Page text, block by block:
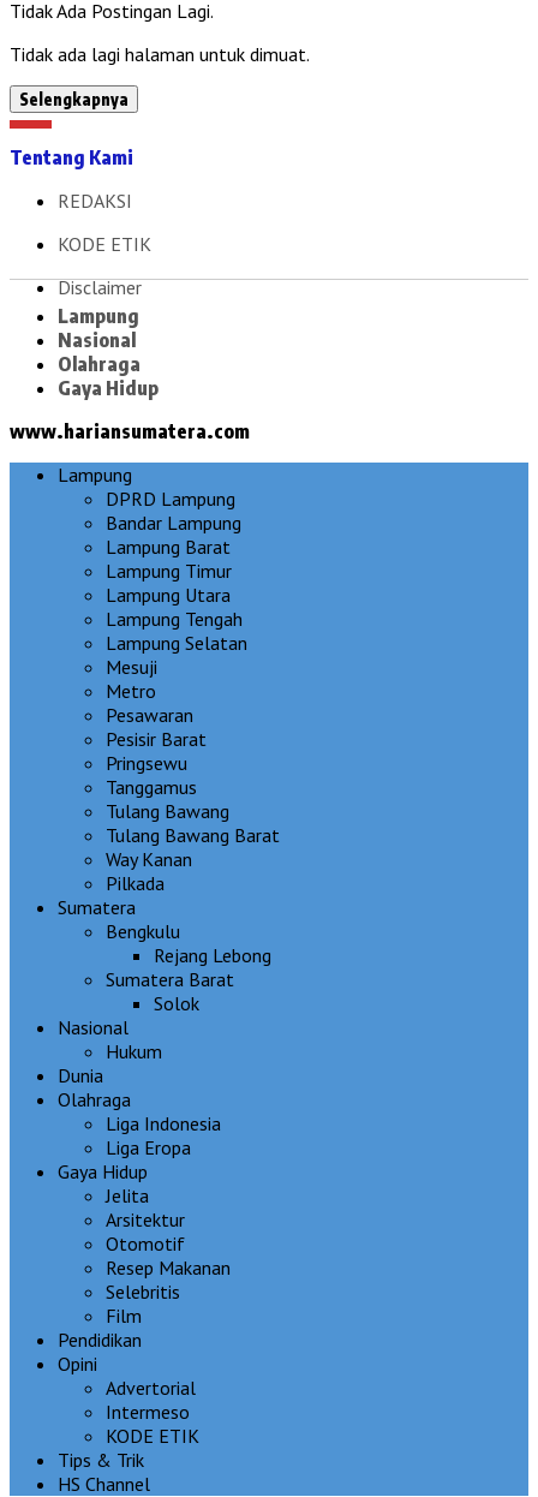
Tidak Ada Postingan Lagi.
Tidak ada lagi halaman untuk dimuat.
Selengkapnya
Tentang Kami
REDAKSI
KODE ETIK
Disclaimer
Lampung
Nasional
Olahraga
Gaya Hidup
www.hariansumatera.com
Lampung
DPRD Lampung
Bandar Lampung
Lampung Barat
Lampung Timur
Lampung Utara
Lampung Tengah
Lampung Selatan
Mesuji
Metro
Pesawaran
Pesisir Barat
Pringsewu
Tanggamus
Tulang Bawang
Tulang Bawang Barat
Way Kanan
Pilkada
Sumatera
Bengkulu
Rejang Lebong
Sumatera Barat
Solok
Nasional
Hukum
Dunia
Olahraga
Liga Indonesia
Liga Eropa
Gaya Hidup
Jelita
Arsitektur
Otomotif
Resep Makanan
Selebritis
Film
Pendidikan
Opini
Advertorial
Intermeso
KODE ETIK
Tips & Trik
HS Channel